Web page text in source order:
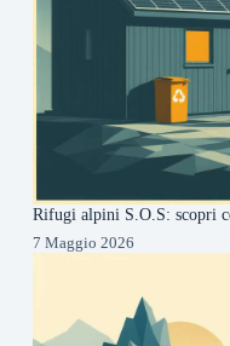
Rifugi alpini S.O.S: scopri
7 Maggio 2026